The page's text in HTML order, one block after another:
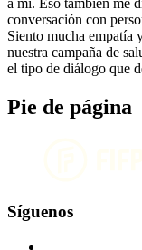
conversación con
Siento mucha empatía
nuestra campaña de
el tipo de diálogo que
Pie de página
Síguenos